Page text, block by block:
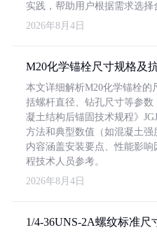
实践，帮助用户根据需求选择
2026年8月4日
M20化学锚栓尺寸规格及
本文详细解析M20化学锚栓的
括螺杆直径、钻孔尺寸等参
凝土结构后锚固技术规程》
方法和典型数值（如混凝土强
内容涵盖安装要点、性能影
程技术人员参考。
2026年8月4日
1/4-36UNS-2A螺纹标准尺